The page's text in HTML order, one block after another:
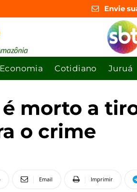
Envie
Economia Cotidiano Juruá
morto a
o crime
Email Imprimir